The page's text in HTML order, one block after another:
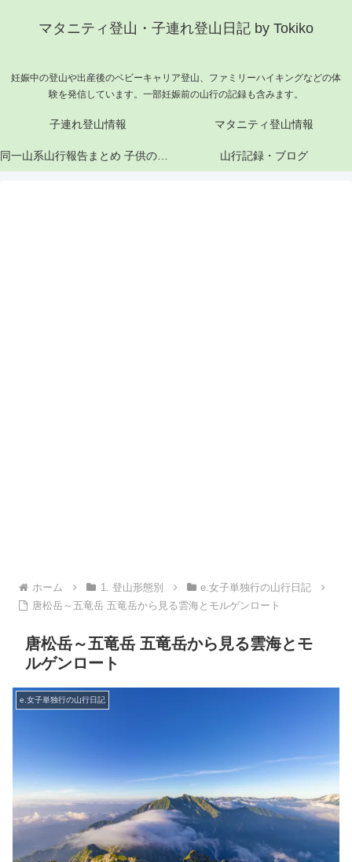
マタニティ登山・子連れ登山日記 by Tokiko
妊娠中の登山や出産後のベビーキャリア登山、ファミリーハイキングなどの体
験を発信しています。一部妊娠前の山行の記録も含みます。
子連れ登山情報 マタニティ登山情報
同一山系山行報告まとめ 子供の成長と山行記録 山行記録・ブログ
ホーム 1. 登山形態別
e.女子単独行の山行日記
唐松岳～五竜岳 五竜岳から見る雲海とモルゲンロート
唐松岳～五竜岳 五竜岳から見る雲海とモ
ルゲンロート
e.女子単独行の山行日記